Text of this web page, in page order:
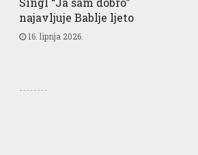
najavljuje Bablje ljeto
16. lipnja 2026.
Good for
Good for People